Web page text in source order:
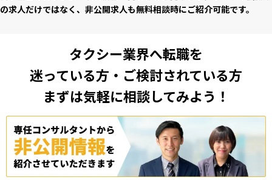
の求⼈だけではなく、⾮公開求⼈も無料相談時にご紹介可能です。
タクシー業界へ転職を
迷っている方・ご検討されている方
まずは気軽に相談してみよう！